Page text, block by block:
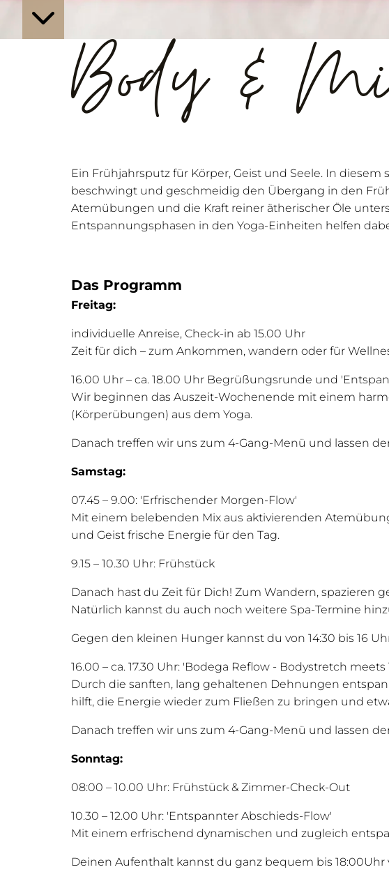
Body &
Ein Frühjahrsputz für Körper, Geist und Seele. In
beschwingt und geschmeidig den Übergang in den
Atemübungen und die Kraft reiner ätherischer Öle
Entspannungsphasen in den Yoga-Einheiten helfen
Das Programm
Freitag:
individuelle Anreise, Check-in ab 15.00 Uhr
Zeit für dich – zum Ankommen, wandern oder für
16.00 Uhr – ca. 18.00 Uhr Begrüßungsrunde und
Wir beginnen das Auszeit-Wochenende mit einem
(Körperübungen) aus dem Yoga.
Danach treffen wir uns zum 4-Gang-Menü und lassen
Samstag:
07.45 – 9.00: 'Erfrischender Morgen-Flow'
Mit einem belebenden Mix aus aktivierenden
und Geist frische Energie für den Tag.
9.15 – 10.30 Uhr: Frühstück
Danach hast du Zeit für Dich! Zum Wandern,
Natürlich kannst du auch noch weitere Spa-Termine
Gegen den kleinen Hunger kannst du von 14:30 bis 16
16.00 – ca. 17.30 Uhr: 'Bodega Reflow - Bodystretch meets
Durch die sanften, lang gehaltenen Dehnungen
hilft, die Energie wieder zum Fließen zu bringen und
Danach treffen wir uns zum 4-Gang-Menü und lassen
Sonntag:
08:00 – 10.00 Uhr: Frühstück & Zimmer-Check-Out
10.30 – 12.00 Uhr: 'Entspannter Abschieds-Flow'
Mit einem erfrischend dynamischen und zugleich
Deinen Aufenthalt kannst du ganz bequem bis